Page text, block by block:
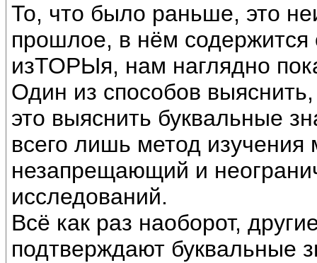
То, что было раньше, это
прошлое, в нём содержится
изТОРЫя, нам наглядно
Один из способов
это выяснить буквальные
всего лишь метод изучения
незапрещающий и
исследований.
Всё как раз наоборот,
подтверждают буквальные